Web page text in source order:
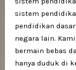
sistem
pendidikan
negara lain.
bermain bebas
hanya duduk di